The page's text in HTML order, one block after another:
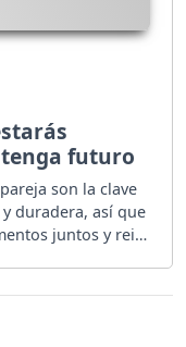
futuro
son la clave
duradera, así que
juntos y reir